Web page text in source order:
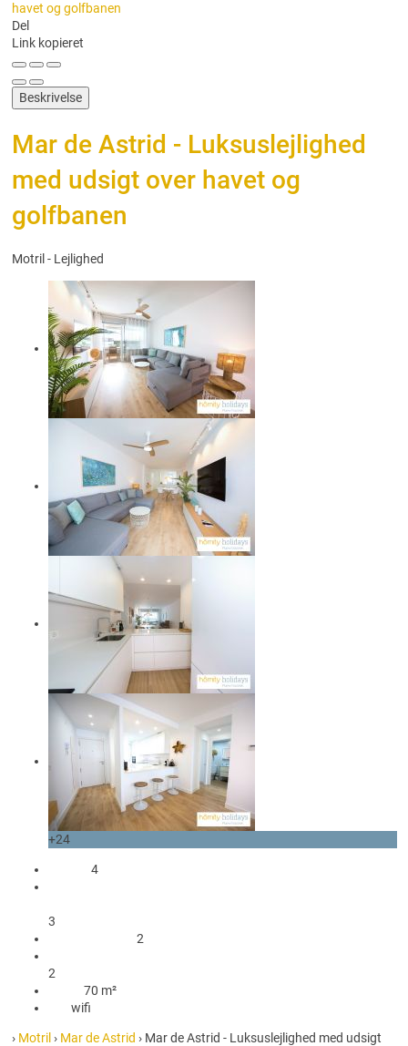
Del
Link kopieret
Beskrivelse
Mar de Astrid - Luksuslejlighed
med udsigt over havet og
golfbanen
Motril - Lejlighed
+24
4
3
2
2
70 m²
wifi
› Motril› Mar de Astrid › Mar de Astrid - Luksuslejlighed med udsigt